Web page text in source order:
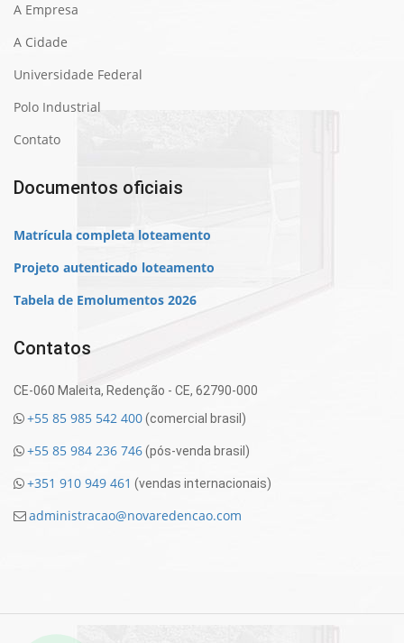
A Empresa
A Cidade
Universidade Federal
Polo Industrial
Contato
Documentos oficiais
Matrícula completa loteamento
Projeto autenticado loteamento
Tabela de Emolumentos 2026
Contatos
CE-060 Maleita, Redenção - CE, 62790-000
+55 85 985 542 400(comercial brasil)
+55 85 984 236 746(pós-venda brasil)
+351 910 949 461 (vendas internacionais)
administracao@novaredencao.com